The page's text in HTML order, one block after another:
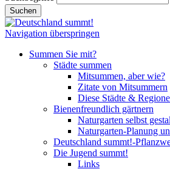
Suchen
Navigation überspringen
Summen Sie mit?
Städte summen
Mitsummen, aber wie?
Zitate von Mitsummern
Diese Städte &
Bienenfreundlich gärtnern
Naturgarten selbst
Naturgarten-Planung
Deutschland summt!-
Die Jugend summt!
Links